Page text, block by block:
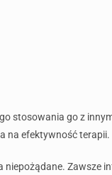
stosowania go z
na efektywność terapii.
Zawsze